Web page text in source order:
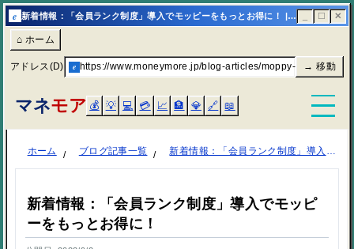
e 新着情報：「会員ランク制度」導入でモッピーをもっとお得に！ | マネモア ☐ ✕
⌂ ホーム
アドレス(D) e https://www.moneymore.jp/blog-articles/moppy-member-
→ 移動
マネモア 💰 💡 💻 💳 📈 🏦 💎 🔗 📖
ホーム ブログ記事一覧 新着情報：「会員ランク制度」導入でモッピーをもっとお得に！
新着情報：「会員ランク制度」導入でモッピ
ーをもっとお得に！